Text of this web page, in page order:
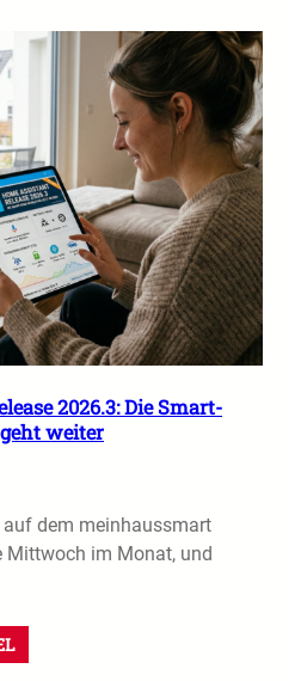
2026.3: Die Smart-
weiter
dem meinhaussmart
Mittwoch im Monat, und